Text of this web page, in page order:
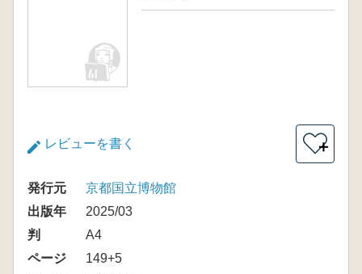
レビューを書く ＋
発行元
京都国立博物館
出版年
2025/03
判
A4
ページ
149+5